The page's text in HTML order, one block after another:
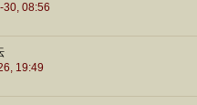
08:56
19:49